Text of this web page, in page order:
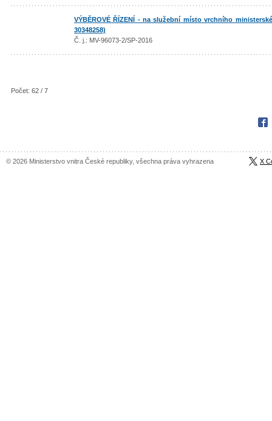
VÝBĚROVÉ ŘÍZENÍ - na služební místo vrchního
30348258)
Č. j.: MV-96073-2/SP-2016
Počet: 62 / 7
© 2026 Ministerstvo vnitra České republiky, všechna práva vyhrazena X